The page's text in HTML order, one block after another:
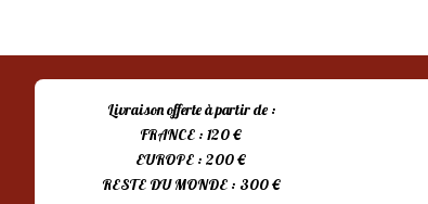
Livraison offerte à partir de :
FRANCE : 120 €
EUROPE : 200 €
RESTE DU MONDE : 300 €